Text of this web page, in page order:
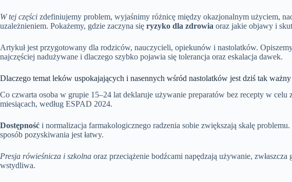
W tej części zdefiniujemy problem, wyjaśnimy różnicę między okazjonalnym użyciem,
uzależnieniem. Pokażemy, gdzie zaczyna się ryzyko dla zdrowia oraz jakie objawy i
Artykuł jest przygotowany dla rodziców, nauczycieli, opiekunów i nastolatków.
najczęściej nadużywane i dlaczego szybko pojawia się tolerancja oraz eskalacja dawek.
Dlaczego temat leków uspokajających i nasennych wśród nastolatków jest dziś tak ważny
Co czwarta osoba w grupie 15–24 lat deklaruje używanie preparatów bez recepty w celu
miesiącach, według ESPAD 2024.
Dostępność i normalizacja farmakologicznego radzenia sobie zwiększają skalę
sposób pozyskiwania jest łatwy.
Presja rówieśnicza i szkolna oraz przeciążenie bodźcami napędzają używanie,
wstydliwa.